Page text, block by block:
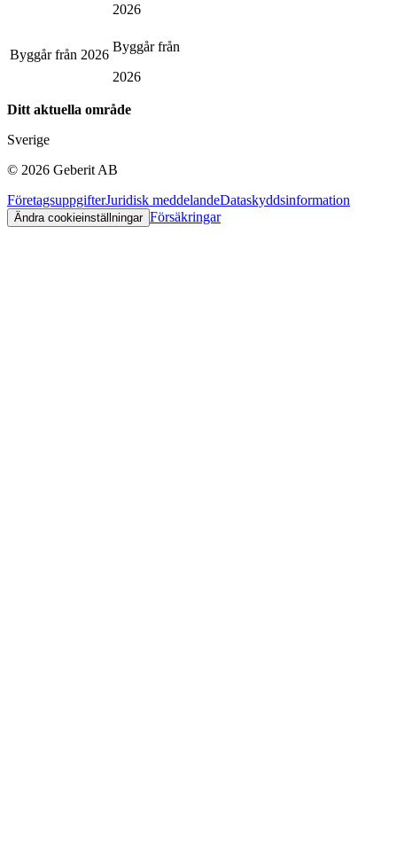
2026
Byggår från 2026
Byggår från
2026
Ditt aktuella område
Sverige
© 2026 Geberit AB
FöretagsuppgifterJuridisk meddelandeDataskyddsinformation
Ändra cookieinställningar Försäkringar